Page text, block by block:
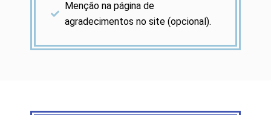
Menção na página de
agradecimentos no site (opcional).